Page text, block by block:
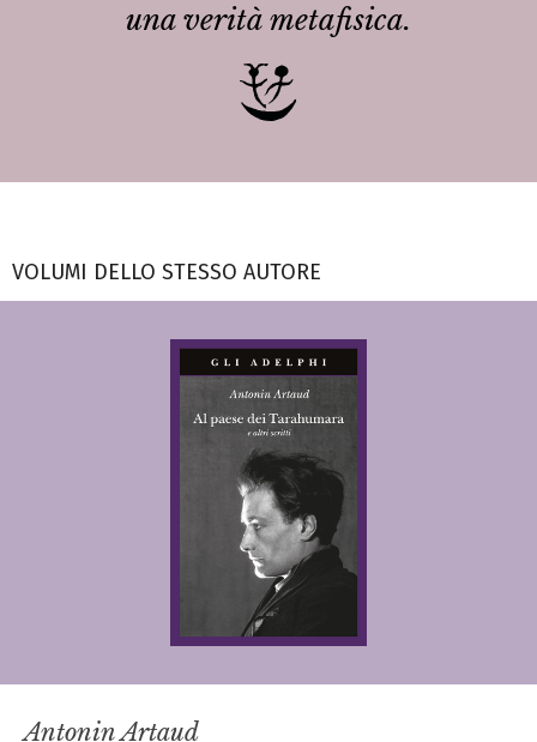
una verità metafisica.
VOLUMI DELLO STESSO AUTORE
Antonin Artaud